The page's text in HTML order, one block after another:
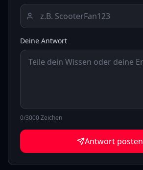
Deine Antwort
0/3000 Zeichen
Antwort posten